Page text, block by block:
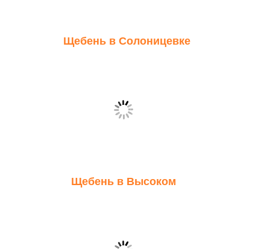
Щебень в Солоницевке
Щебень в Высоком